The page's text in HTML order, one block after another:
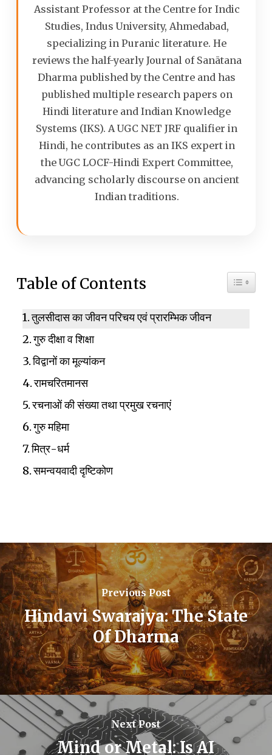
Assistant Professor at the Centre for Indic
Studies, Indus University, Ahmedabad,
specializing in Puranic literature. He
reviews the half-yearly Journal of Sanātana
Dharma published by the Centre and has
published multiple research papers on
Hindi literature and Indian Knowledge
Systems (IKS). A UGC NET JRF qualifier in
Hindi, he contributes as an IKS expert in
the UGC LOCF-Hindi Expert Committee,
advancing scholarly discourse on ancient
Indian traditions.
Table of Contents Toggle
तुलसीदास का जीवन परिचय एवं प्रारम्भिक जीवन
गुरु दीक्षा व शिक्षा
विद्वानों का मूल्यांकन
रामचरितमानस
रचनाओं की संख्या तथा प्रमुख रचनाएं
गुरु महिमा
मित्र-धर्म
समन्वयवादी दृष्टिकोण
Previous Post
Hindavi Swarajya: The State
Of Dharma
Next Post
Mind or Metal: Is AI